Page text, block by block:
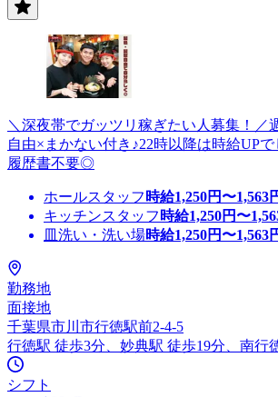
＼深夜帯でガッツリ稼ぎたい人募集！
自由×まかない付き♪22時以降は時給UPで
履歴書不要◎
ホールスタッフ 時給1,250円〜1,563
キッチンスタッフ 時給1,250円〜
皿洗い・洗い場時給1,250円〜1,563
勤務地
面接地
千葉県市川市行徳駅前2-4-5
行徳駅 徒歩3分、妙典駅 徒歩19分、南行
シフト